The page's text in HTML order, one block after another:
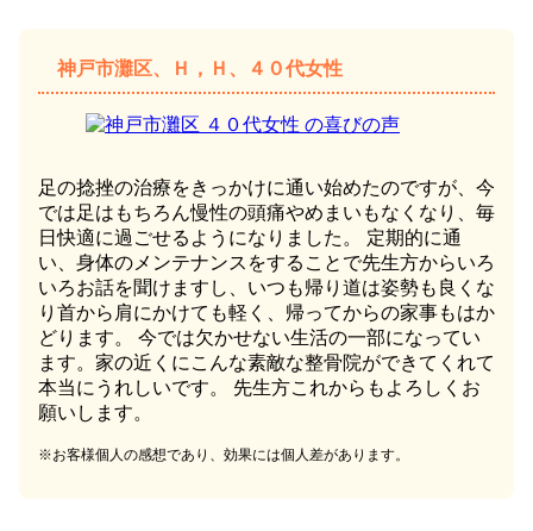
神戸市灘区、Ｈ，Ｈ、４０代女性
足の捻挫の治療をきっかけに通い始めたのですが、今
では足はもちろん慢性の頭痛やめまいもなくなり、毎
日快適に過ごせるようになりました。 定期的に通
い、身体のメンテナンスをすることで先生方からいろ
いろお話を聞けますし、いつも帰り道は姿勢も良くな
り首から肩にかけても軽く、帰ってからの家事もはか
どります。 今では欠かせない生活の一部になってい
ます。家の近くにこんな素敵な整骨院ができてくれて
本当にうれしいです。 先生方これからもよろしくお
願いします。
※お客様個人の感想であり、効果には個人差があります。